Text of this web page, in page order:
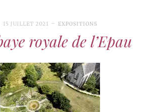
15 JUILLET 2021 EXPOSITIONS
royale de l’Epau